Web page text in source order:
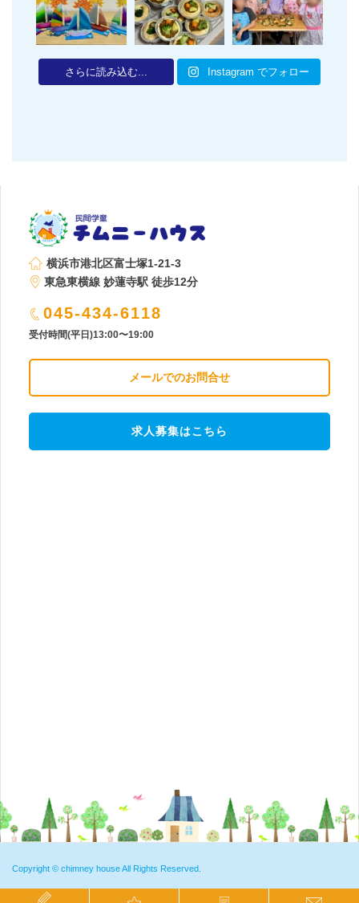
さらに読み込む... Instagram でフォロー
横浜市港北区富士塚1-21-3
東急東横線 妙蓮寺駅 徒歩12分
045-434-6118
受付時間(平日)13:00〜19:00
メールでのお問合せ
求人募集はこちら
Copyright © chimney houseAll Rights Reserved.